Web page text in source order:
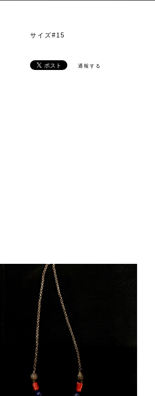
サイズ#15
通報する